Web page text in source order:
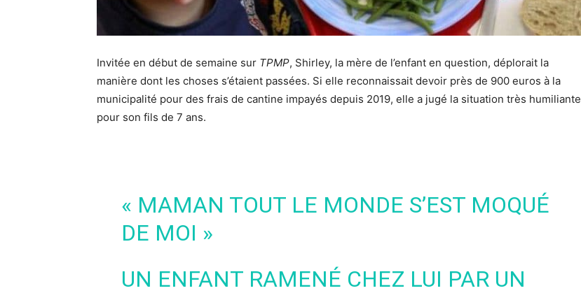
Invitée en début de semaine sur TPMP, Shirley, la mère de l’enfant en question, déplorait la
manière dont les choses s’étaient passées. Si elle reconnaissait devoir près de 900 euros à la
municipalité pour des frais de cantine impayés depuis 2019, elle a jugé la situation très humiliante
pour son fils de 7 ans.
« MAMAN TOUT LE MONDE S’EST MOQUÉ
DE MOI »
UN ENFANT RAMENÉ CHEZ LUI PAR UN